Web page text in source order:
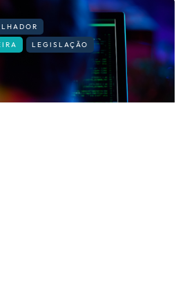
LEGISLAÇÃO